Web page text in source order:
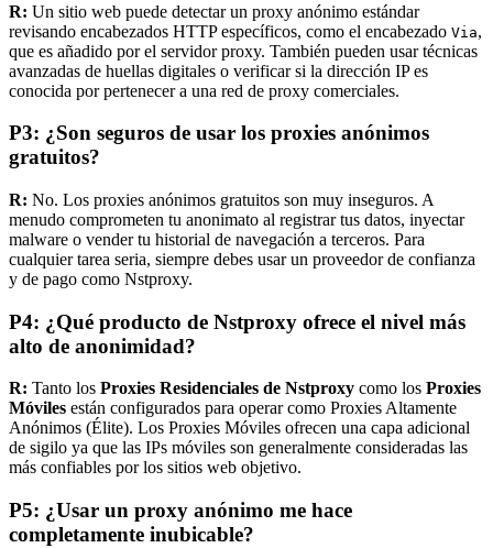
R: Un sitio web puede detectar un proxy anónimo estándar
revisando encabezados HTTP específicos, como el encabezado Via,
que es añadido por el servidor proxy. También pueden usar técnicas
avanzadas de huellas digitales o verificar si la dirección IP es
conocida por pertenecer a una red de proxy comerciales.
P3: ¿Son seguros de usar los proxies anónimos
gratuitos?
R: No. Los proxies anónimos gratuitos son muy inseguros. A
menudo comprometen tu anonimato al registrar tus datos, inyectar
malware o vender tu historial de navegación a terceros. Para
cualquier tarea seria, siempre debes usar un proveedor de confianza
y de pago como Nstproxy.
P4: ¿Qué producto de Nstproxy ofrece el nivel más
alto de anonimidad?
R: Tanto los Proxies Residenciales de Nstproxy como los Proxies
Móviles están configurados para operar como Proxies Altamente
Anónimos (Élite). Los Proxies Móviles ofrecen una capa adicional
de sigilo ya que las IPs móviles son generalmente consideradas las
más confiables por los sitios web objetivo.
P5: ¿Usar un proxy anónimo me hace
completamente inubicable?